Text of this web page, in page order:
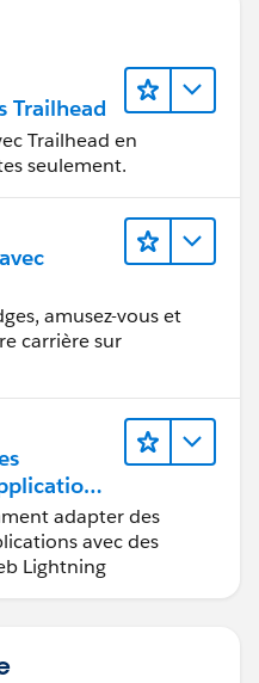
Trailhead
Trailhead en
seulement.
amusez-vous et
carrière sur
adapter des
avec des
Lightning